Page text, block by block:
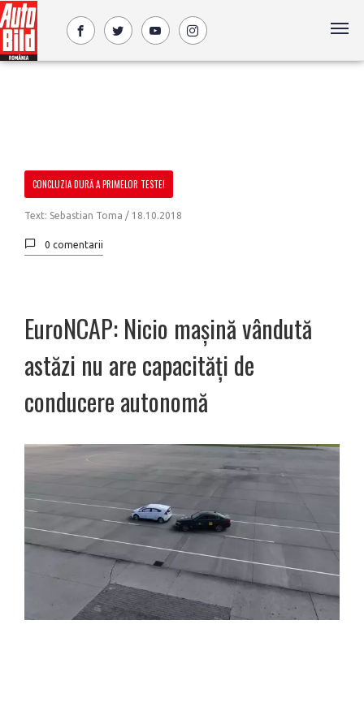
CONCLUZIA DURĂ A PRIMELOR TESTE!
Text: Sebastian Toma / 18.10.2018
0 comentarii
EuroNCAP: Nicio mașină vândută
astăzi nu are capacități de
conducere autonomă